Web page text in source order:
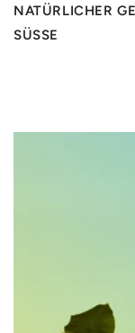
NATÜRLICHER
SÜSSE